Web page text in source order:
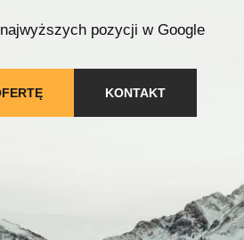
pozycji w Google
KONTAKT